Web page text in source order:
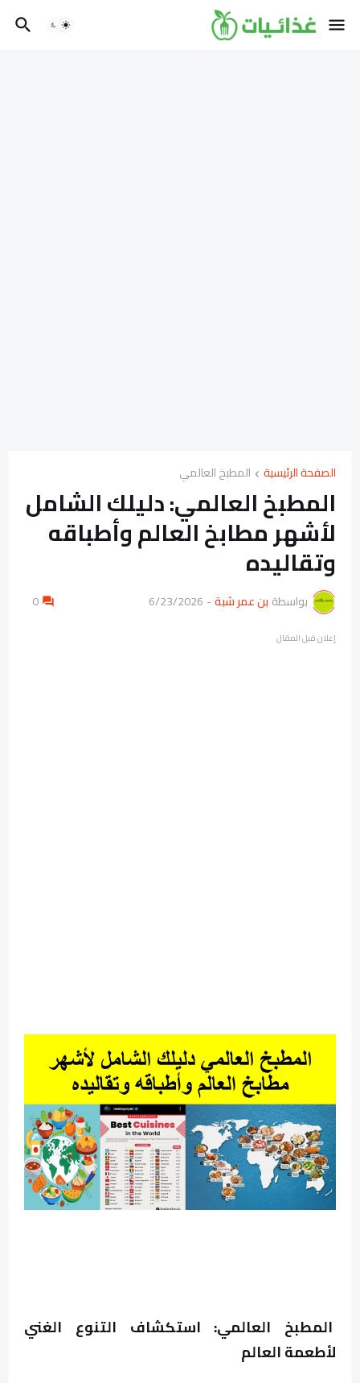
الصفحة الرئيسية المطبخ العالمي
المطبخ العالمي: دليلك الشامل
لأشهر مطابخ العالم وأطباقه
وتقاليده
بواسطة بن عمر شبة-
6/23/2026
0
إعلان قبل المقال
المطبخ العالمي: استكشاف التنوع الغني
لأطعمة العالم